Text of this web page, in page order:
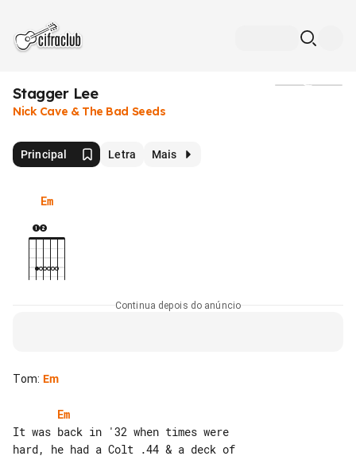
Stagger Lee
Nick Cave & The Bad Seeds
Principal Letra Mais
Em
Continua depois do anúncio
Tom: Em
Em
It was back in '32 when times were